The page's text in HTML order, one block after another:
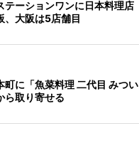
テーションワンに日本料理
、大阪は5店舗目
町に「魚菜料理 二代目 みつ
ら取り寄せる